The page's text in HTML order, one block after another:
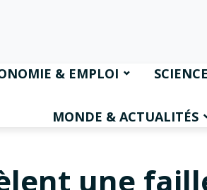
& EMPLOI
MONDE & ACTUALITÉS
une